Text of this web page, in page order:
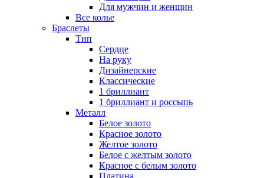
Для мужчин и женщин
Все колье
Браслеты
Тип
Сердце
На руку
Дизайнерские
Классические
1 бриллиант
1 бриллиант и россыпь
Металл
Белое золото
Красное золото
Желтое золото
Белое с желтым золото
Красное с белым золото
Платина